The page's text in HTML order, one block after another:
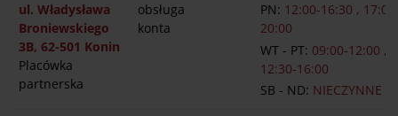
ul. Władysława
Broniewskiego
3B, 62-501 Konin
Placówka
partnerska
obsługa
konta
PN: 12:00-16:30 ,
20:00
WT - PT: 09:00-12:00 ,
12:30-16:00
SB - ND: NIECZYNNE